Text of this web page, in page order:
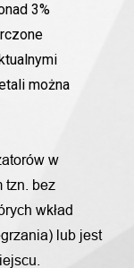
3%
można
w
tzn. bez
wkład
lub jest